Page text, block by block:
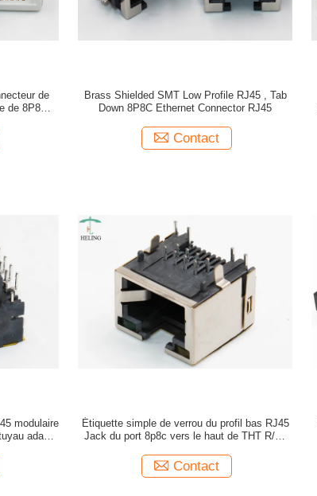
de
de 8P8C
Brass Shielded SMT Low Profile RJ45 , Tab
Down 8P8C Ethernet Connector RJ45
Contact
modulaire
adapté
Étiquette simple de verrou du profil bas RJ45
Jack du port 8p8c vers le haut de THT R/90
Contact